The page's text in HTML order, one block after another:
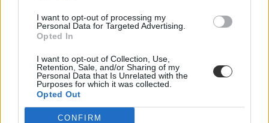
I want to opt-out of processing my
Personal Data for Targeted Advertising.
Opted In
I want to opt-out of Collection, Use,
Retention, Sale, and/or Sharing of my
Personal Data that Is Unrelated with the
Purposes for which it was collected.
Opted Out
CONFIRM